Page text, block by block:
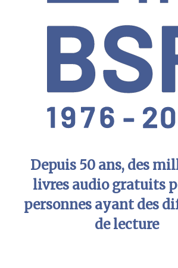
Depuis 50 ans, des
livres audio gratuits
personnes ayant des
de lecture